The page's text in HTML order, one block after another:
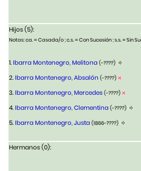
Hijos (5):
Notas: ca. = Casada/o ; c.s. = Con Sucesión ; s.s. = Sin
1.Ibarra Montenegro, Melitona (-????)
2.Ibarra Montenegro, Absalón (-????)
3.Ibarra Montenegro, Mercedes (-????)
4.Ibarra Montenegro, Clementina (-????)
5.Ibarra Montenegro, Justa (1866-????)
Hermanos (0):